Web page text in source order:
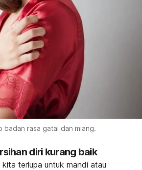
badan rasa gatal dan miang.
diri kurang baik
terlupa untuk mandi atau